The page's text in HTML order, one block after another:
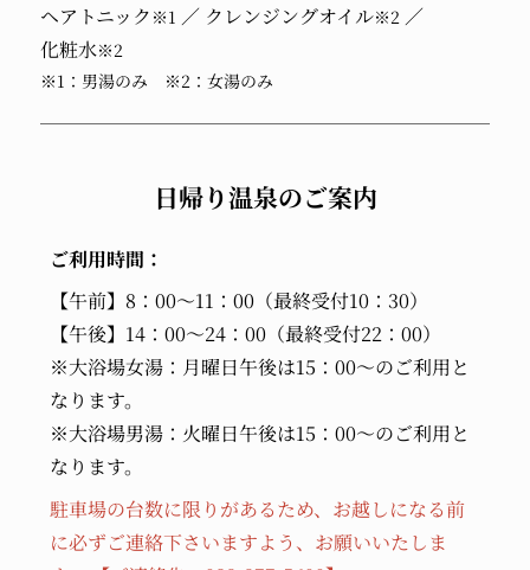
ヘアトニック ※1 クレンジングオイル※2
化粧水※2
※1：男湯のみ ※2：女湯のみ
日帰り温泉のご案内
ご利用時間：
【午前】8：00～11：00（最終受付10：30）
【午後】14：00～24：00（最終受付22：00）
※大浴場女湯：月曜日午後は15：00～のご利用と
なります。
※大浴場男湯：火曜日午後は15：00～のご利用と
なります。
駐車場の台数に限りがあるため、お越しになる前
に必ずご連絡下さいますよう、お願いいたしま